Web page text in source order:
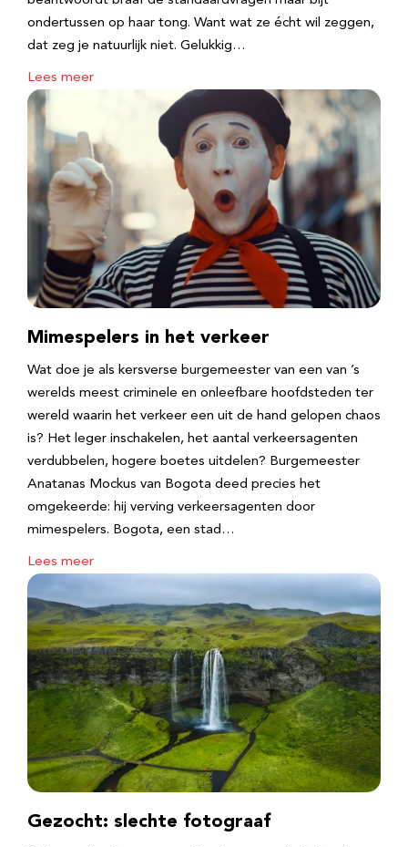
ondertussen op haar tong. Want wat ze écht wil zeggen,
dat zeg je natuurlijk niet. Gelukkig…
Lees meer
Mimespelers in het verkeer
Wat doe je als kersverse burgemeester van een van ’s
werelds meest criminele en onleefbare hoofdsteden ter
wereld waarin het verkeer een uit de hand gelopen chaos
is? Het leger inschakelen, het aantal verkeersagenten
verdubbelen, hogere boetes uitdelen? Burgemeester
Anatanas Mockus van Bogota deed precies het
omgekeerde: hij verving verkeersagenten door
mimespelers. Bogota, een stad…
Lees meer
Gezocht: slechte fotograaf